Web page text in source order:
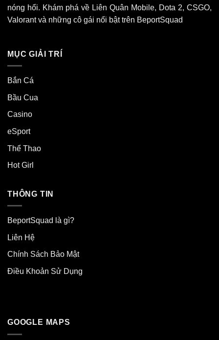
nóng hổi. Khám phá về Liên Quân Mobile, Dota 2, CSGO,
Valorant và những cô gái nổi bật trên BeportSquad
MỤC GIẢI TRÍ
Bắn Cá
Bầu Cua
Casino
eSport
Thể Thao
Hot Girl
THÔNG TIN
BeportSquad là gì?
Liên Hệ
Chính Sách Bảo Mật
Điều Khoản Sử Dụng
GOOGLE MAPS